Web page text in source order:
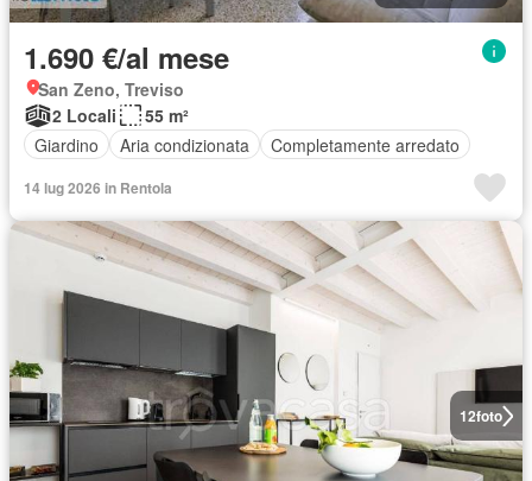
1.690 €/al mese
San Zeno, Treviso
2 Locali
55 m²
Giardino
Aria condizionata Completamente arredato
14 lug 2026 in Rentola
12foto